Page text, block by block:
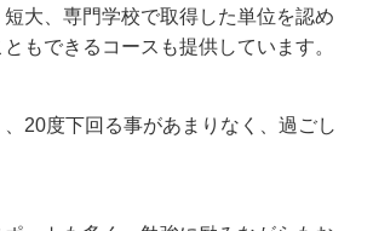
大、専門学校で取得した単位を認め
もできるコースも提供しています。
20度下回る事があまりなく、過ごし